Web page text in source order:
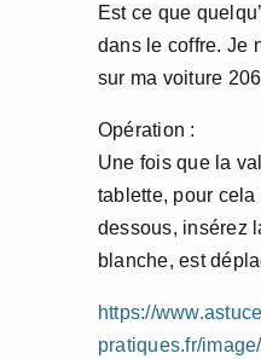
Est ce que
dans le coffre. Je
sur ma voiture
Opération :
Une fois que la
tablette, pour cela
dessous, insérez
blanche, est
https://
pratiques.fr/